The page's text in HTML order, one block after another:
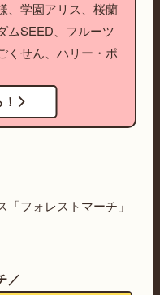
、学園アリス、桜蘭
ムSEED、フルーツ
くせん、ハリー・ポ
フォレストマーチ」
／